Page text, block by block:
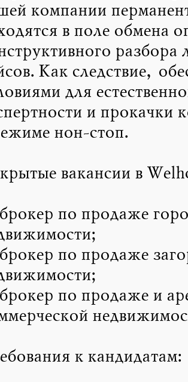
компании
в поле обмена
разбора
Как следствие,
для
и прокачки
нон-стоп.
вакансии в
по продаже
по продаже
по продаже и
к кандидатам: